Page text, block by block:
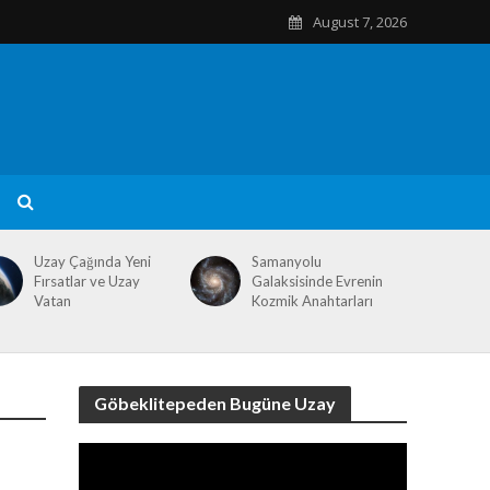
August 7, 2026
Uzay Çağında Yeni
Fırsatlar ve Uzay
Vatan
Samanyolu
Galaksisinde Evrenin
Kozmik Anahtarları
Göbeklitepeden Bugüne Uzay